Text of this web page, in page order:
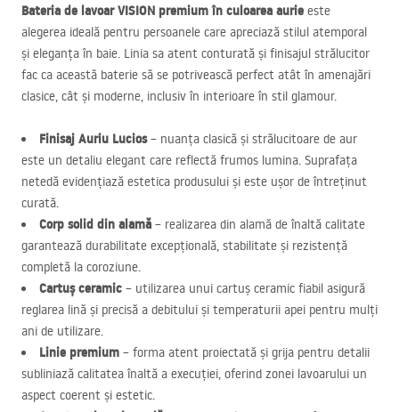
Bateria de lavoarVISION premium în culoarea aurie este
alegerea ideală pentru persoanele care apreciază stilul atemporal
și eleganța în baie. Linia sa atent conturată și finisajul strălucitor
fac ca această baterie să se potrivească perfect atât în amenajări
clasice, cât și moderne, inclusiv în interioare în stil glamour.
Finisaj Auriu Lucios– nuanța clasică și strălucitoare de aur
este un detaliu elegant care reflectă frumos lumina. Suprafața
netedă evidențiază estetica produsului și este ușor de întreținut
curată.
Corp solid din alamă – realizarea din alamă de înaltă calitate
garantează durabilitate excepțională, stabilitate și rezistență
completă la coroziune.
Cartuș ceramic – utilizarea unui cartuș ceramic fiabil asigură
reglarea lină și precisă a debitului și temperaturii apei pentru mulți
ani de utilizare.
Linie premium – forma atent proiectată și grija pentru detalii
subliniază calitatea înaltă a execuției, oferind zonei lavoarului un
aspect coerent și estetic.